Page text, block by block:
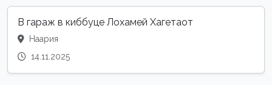
В гараж в киббуце Лохамей Хагетаот
Наария
14.11.2025